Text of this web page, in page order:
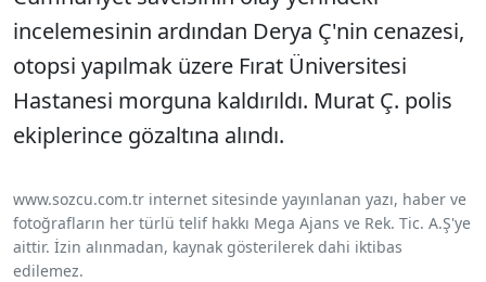
incelemesinin ardından Derya Ç'nin cenazesi,
otopsi yapılmak üzere Fırat Üniversitesi
Hastanesi morguna kaldırıldı. Murat Ç. polis
ekiplerince gözaltına alındı.
www.sozcu.com.tr internet sitesinde yayınlanan yazı, haber ve
fotoğrafların her türlü telif hakkı Mega Ajans ve Rek. Tic. A.Ş'ye
aittir. İzin alınmadan, kaynak gösterilerek dahi iktibas
edilemez.